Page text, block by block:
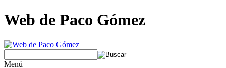
Web de Paco Gómez
Menú